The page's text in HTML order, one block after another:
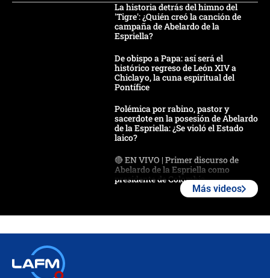
La historia detrás del himno del
'Tigre': ¿Quién creó la canción de
campaña de Abelardo de la
Espriella?
De obispo a Papa: así será el
histórico regreso de León XIV a
Chiclayo, la cuna espiritual del
Pontífice
Polémica por rabino, pastor y
sacerdote en la posesión de Abelardo
de la Espriella: ¿Se violó el Estado
laico?
🔴 EN VIVO | Primer discurso de
Abelardo de la Espriella como
presidente de Colombia
Más videos